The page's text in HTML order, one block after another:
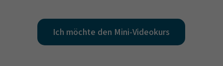
Ich möchte den Mini-Videokurs